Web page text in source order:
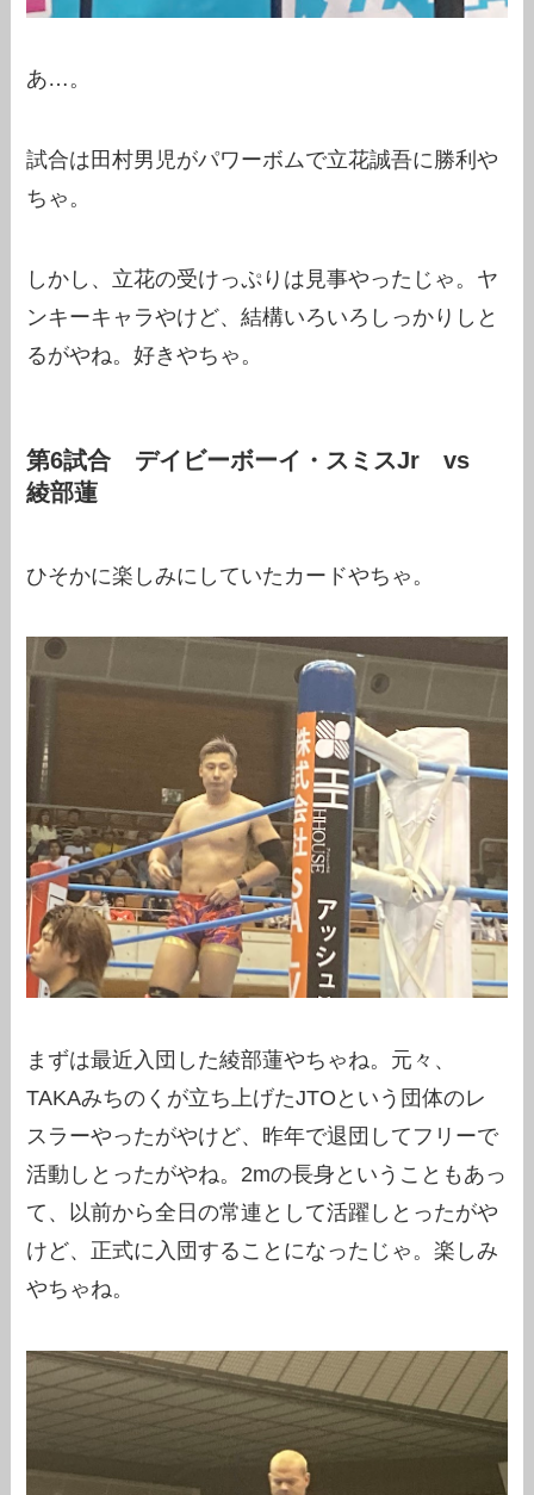
あ…。
試合は田村男児がパワーボムで立花誠吾に勝利や
ちゃ。
しかし、立花の受けっぷりは見事やったじゃ。ヤ
ンキーキャラやけど、結構いろいろしっかりしと
るがやね。好きやちゃ。
第6試合 デイビーボーイ・スミスJr vs
綾部蓮
ひそかに楽しみにしていたカードやちゃ。
まずは最近入団した綾部蓮やちゃね。元々、
TAKAみちのくが立ち上げたJTOという団体のレ
スラーやったがやけど、昨年で退団してフリーで
活動しとったがやね。2mの長身ということもあっ
て、以前から全日の常連として活躍しとったがや
けど、正式に入団することになったじゃ。楽しみ
やちゃね。